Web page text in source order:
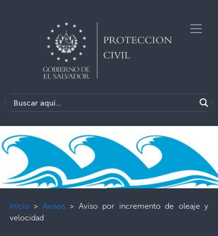
Inicio > Avisos> Aviso por incremento de oleaje y
velocidad